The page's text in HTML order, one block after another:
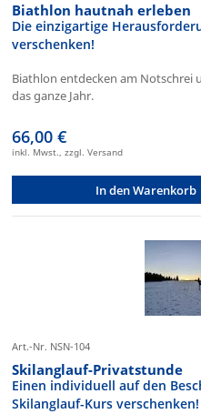
Biathlon hautnah erleben
Die einzigartige
verschenken!
Biathlon entdecken am Notschrei
das ganze Jahr.
66,00 €
inkl. Mwst., zzgl. Versand
In den Warenkorb
Art.-Nr. NSN-104
Skilanglauf-Privatstunde
Einen individuell auf den
Skilanglauf-Kurs verschenken!